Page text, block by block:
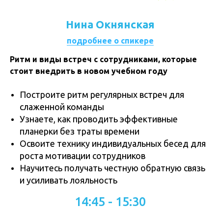
Нина Окнянская
подробнее о спикере
Ритм и виды встреч с сотрудниками, которые
стоит внедрить в новом учебном году
Построите ритм регулярных встреч для
слаженной команды
Узнаете, как проводить эффективные
планерки без траты времени
Освоите технику индивидуальных бесед для
роста мотивации сотрудников
Научитесь получать честную обратную связь
и усиливать лояльность
14:45 - 15:30